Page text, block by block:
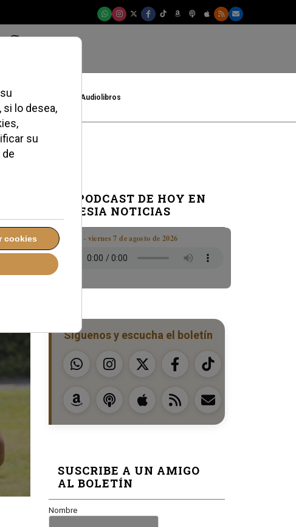
Podcast Audiolibros
EL PODCAST DE HOY EN
IGLESIA NOTICIAS
Boletín · viernes 7 de agosto de 2026
Síguenos y escucha el boletín
SUSCRIBE A UN AMIGO
AL BOLETÍN
Nombre